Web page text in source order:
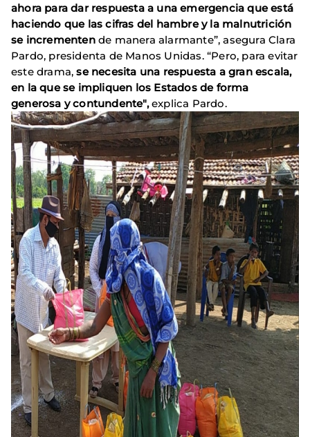
ahora para dar respuesta a una emergencia que está
haciendo que las cifras del hambre y la malnutrición
se incrementende manera alarmante”, asegura Clara
Pardo, presidenta de Manos Unidas. “Pero, para evitar
este drama,se necesita una respuesta a gran escala,
en la que se impliquen los Estados de forma
generosa y contundente",explica Pardo.